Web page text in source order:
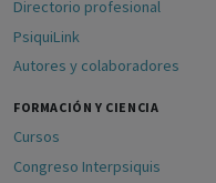
Directorio profesional
PsiquiLink
Autores y colaboradores
FORMACIÓN Y CIENCIA
Cursos
Congreso Interpsiquis